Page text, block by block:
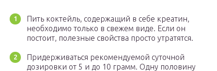
Пить коктейль, содержащий в себе креатин,
необходимо только в свежем виде. Если он
постоит, полезные свойства просто утратятся.
Придерживаться рекомендуемой суточной
дозировки от 5 и до 10 грамм. Одну половину